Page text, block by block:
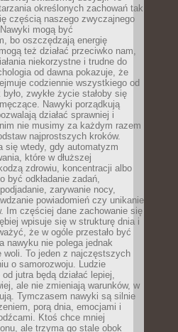
określonych zachowań tak
częścią naszego zwyczajnego
mogą być
bo oszczędzają energię
też działać przeciwko nam,
niekorzystne i trudne do
od dawna pokazuje, że
codziennie wszystkiego od
zwykłe życie stałoby się
Nawyki porządkują
działać sprawniej i
nie musimy za każdym razem
najprostszych kroków.
się wtedy, gdy automatyzm
które w dłuższej
zdrowiu, koncentracji albo
być odkładanie zadań,
zarywanie nocy,
powiadomień czy unikanie
Im częściej dane zachowanie się
wpisuje się w strukturę dnia i
że w ogóle przestało być
nawyku nie polega jednak
woli. To jeden z najczęstszych
o samorozwoju. Ludzie
jutra będą działać lepiej,
ale nie zmieniają warunków, w
Tymczasem nawyki są silnie
porą dnia, emocjami i
Ktoś chce mniej
ale trzyma go stale obok